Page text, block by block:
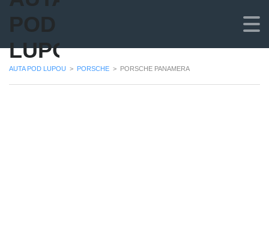
POD
LUPOU
AUTA POD LUPOU > PORSCHE > PORSCHE PANAMERA